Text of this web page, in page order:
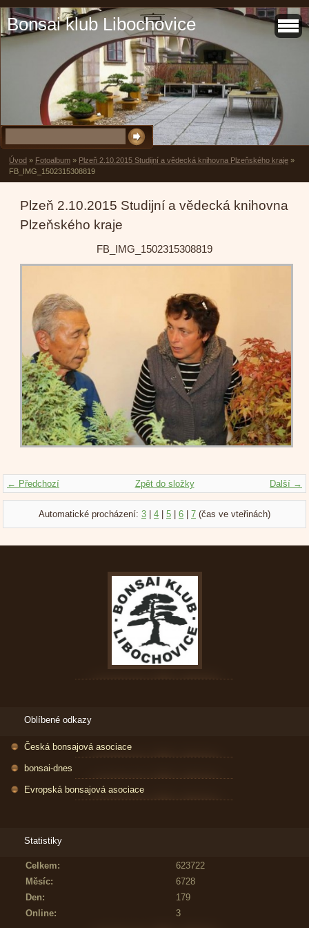
Bonsai klub Libochovice
Úvod » Fotoalbum » Plzeň 2.10.2015 Studijní a vědecká knihovna Plzeňského kraje »
FB_IMG_1502315308819
Plzeň 2.10.2015 Studijní a vědecká knihovna
Plzeňského kraje
FB_IMG_1502315308819
← Předchozí Další →
Zpět do složky
Automatické procházení: 3 4 5 6 7 (čas ve vteřinách)
Oblíbené odkazy
Česká bonsajová asociace
bonsai-dnes
Evropská bonsajová asociace
Statistiky
Online: 3
Celkem:
623722
Měsíc:
6728
Den:
179